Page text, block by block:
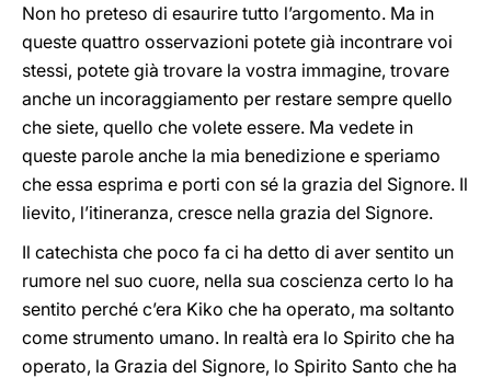
Non ho preteso di esaurire tutto l’argomento. Ma in
queste quattro osservazioni potete già incontrare voi
stessi, potete già trovare la vostra immagine, trovare
anche un incoraggiamento per restare sempre quello
che siete, quello che volete essere. Ma vedete in
queste parole anche la mia benedizione e speriamo
che essa esprima e porti con sé la grazia del Signore. Il
lievito, l’itineranza, cresce nella grazia del Signore.
Il catechista che poco fa ci ha detto di aver sentito un
rumore nel suo cuore, nella sua coscienza certo lo ha
sentito perché c’era Kiko che ha operato, ma soltanto
come strumento umano. In realtà era lo Spirito che ha
operato, la Grazia del Signore, lo Spirito Santo che ha